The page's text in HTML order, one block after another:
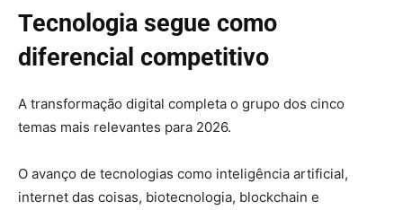
Tecnologia segue como
diferencial competitivo
A transformação digital completa o grupo dos cinco
temas mais relevantes para 2026.
O avanço de tecnologias como inteligência artificial,
internet das coisas, biotecnologia, blockchain e